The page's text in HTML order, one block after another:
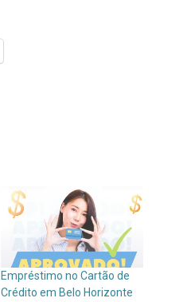
Empréstimo no Cartão de
Crédito em Belo Horizonte